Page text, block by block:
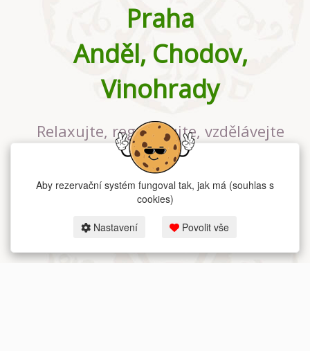
Praha
Anděl, Chodov,
Vinohrady
Relaxujte, regenerujte, vzdělávejte
se v největším jógovém studiu v
Praze
Aby rezervační systém fungoval tak, jak má (souhlas s
cookies)
Nastavení Povolit vše